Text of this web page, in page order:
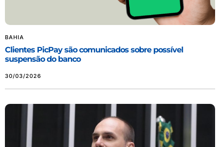
BAHIA
Clientes PicPay são comunicados sobre possível
suspensão do banco
30/03/2026